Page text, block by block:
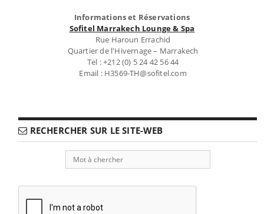
Informations et Réservations
Sofitel Marrakech Lounge & Spa
Rue Haroun Errachid
Quartier de l'Hivernage – Marrakech
Tel : +212 (0) 5 24 42 56 44
Email : H3569-TH@sofitel.com
RECHERCHER SUR LE SITE-WEB